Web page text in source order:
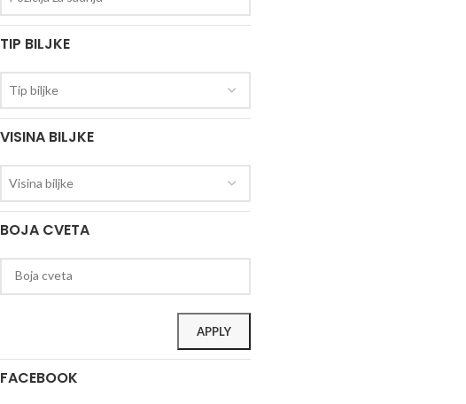
TIP BILJKE
Tip biljke
VISINA BILJKE
Visina biljke
BOJA CVETA
APPLY
FACEBOOK